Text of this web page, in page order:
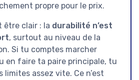
propre pour le prix.
être clair : la durabilité n’est
, surtout au niveau de la
Si tu comptes marcher
en faire ta paire principale, tu
limites assez vite. Ce n’est